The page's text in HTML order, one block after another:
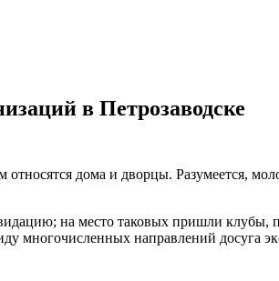
в Петрозаводске
дома и дворцы. Разумеется,
на место таковых пришли
многочисленных направлений досуга